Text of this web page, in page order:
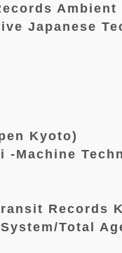
Japanese
Kyoto)
-Machine
Records
Total